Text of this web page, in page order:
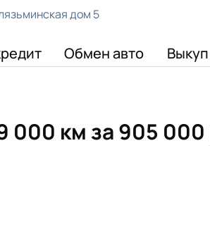
дом 5
Обмен авто
000 км за 905 000